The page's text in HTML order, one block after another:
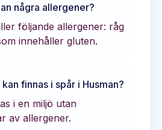
några allergener?
följande allergener: råg
innehåller gluten.
finnas i spår i Husman?
i en miljö utan
av allergener.